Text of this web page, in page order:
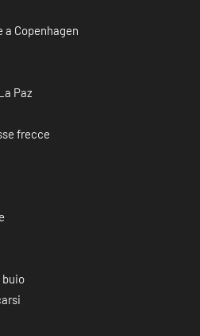
a Copenhagen
Paz
frecce
buio